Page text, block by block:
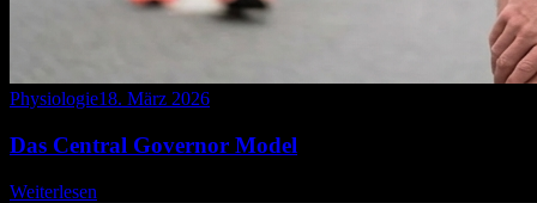
Physiologie18. März 2026
Das Central Governor Model
Weiterlesen